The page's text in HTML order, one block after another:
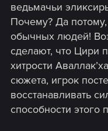
ведьмачьи
Почему? Да
обычных людей!
сделают, что Цири
хитрости
сюжета, игрок
восстанавливать
способности этого